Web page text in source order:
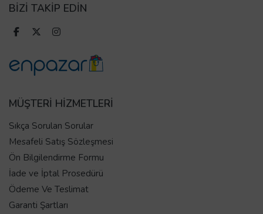
BİZİ TAKİP EDİN
MÜŞTERİ HİZMETLERİ
Sıkça Sorulan Sorular
Mesafeli Satış Sözleşmesi
Ön Bilgilendirme Formu
İade ve İptal Prosedürü
Ödeme Ve Teslimat
Garanti Şartları